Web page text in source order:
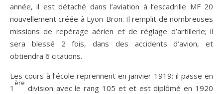
année, il est détaché dans l’aviation à l’escadrille MF 20
nouvellement créée à Lyon-Bron. Il remplit de nombreuses
missions de repérage aérien et de réglage d’artillerie; il
sera blessé 2 fois, dans des accidents d’avion, et
obtiendra 6 citations.
Les cours à l’école reprennent en janvier 1919; il passe en
1
ère
division avec le rang 105 et et est diplômé en 1920